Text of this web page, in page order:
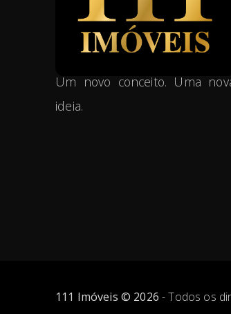
Um novo conceito. Uma
ideia.
111 Imóveis © 2026 - Todos os